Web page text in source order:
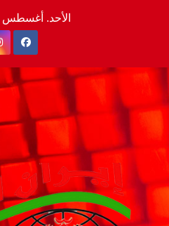
الأحد. أغسطس 9th, 2026